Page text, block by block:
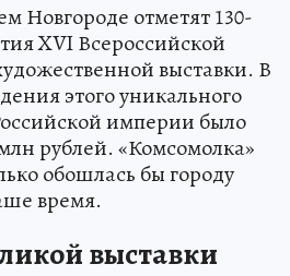
Новгороде отметят 130-
XVI Всероссийской
выставки. В
этого уникального
империи было
рублей. «Комсомолка»
обошлась бы городу
время.
выставки